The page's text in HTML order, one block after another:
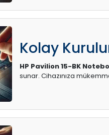
Kolay
HP Pavilion 15-BK
sunar. Cihazınıza